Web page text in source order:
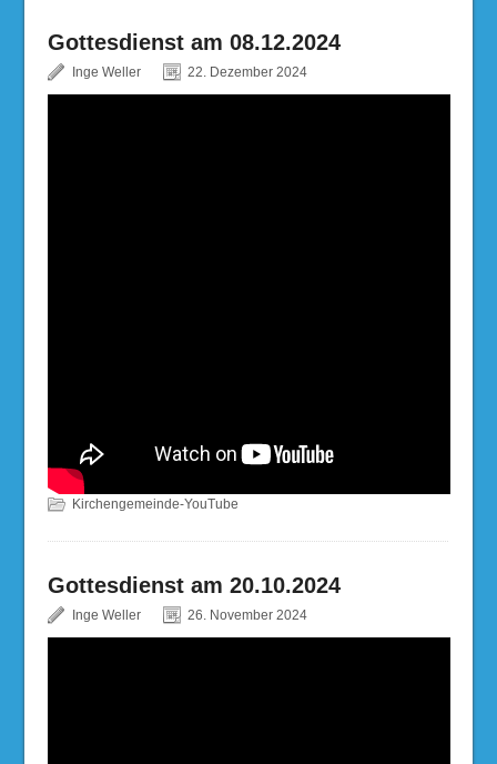
Gottesdienst am 08.12.2024
Inge Weller 22. Dezember 2024
Kirchengemeinde-YouTube
Gottesdienst am 20.10.2024
Inge Weller 26. November 2024